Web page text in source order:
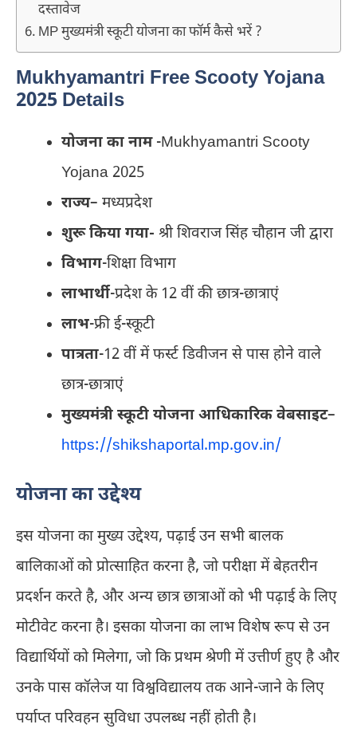
दस्‍तावेज
MP मुख्‍यमंत्री स्‍कूटी योजना का फॉर्म कैसे भरें ?
Mukhyamantri Free Scooty Yojana
2025 Details
योजना का नाम-Mukhyamantri Scooty
Yojana 2025
राज्य– मध्यप्रदेश
शुरू किया गया- श्री शिवराज सिंह चौहान जी द्वारा
विभाग-शिक्षा विभाग
लाभार्थी-प्रदेश के 12 वीं की छात्र-छात्राएं
लाभ-फ्री ई-स्‍कूटी
पात्रता-12 वीं में फर्स्‍ट डिवीजन से पास होने वाले
छात्र-छात्राएं
मुख्‍यमंत्री स्‍कूटी योजना आधिकारिक वेबसाइट–
https://shikshaportal.mp.gov.in/
योजना का उद्देश्य
इस योजना का मुख्य उद्देश्य, पढ़ाई उन सभी बालक
बालिकाओं को प्रोत्साहित करना है, जो परीक्षा में बेहतरीन
प्रदर्शन करते है, और अन्य छात्र छात्राओं को भी पढ़ाई के लिए
मोटीवेट करना है। इसका योजना का लाभ विशेष रूप से उन
विद्यार्थियों को मिलेगा, जो कि प्रथम श्रेणी में उत्तीर्ण हुए है और
उनके पास कॉलेज या विश्वविद्यालय तक आने-जाने के लिए
पर्याप्त परिवहन सुविधा उपलब्ध नहीं होती है।